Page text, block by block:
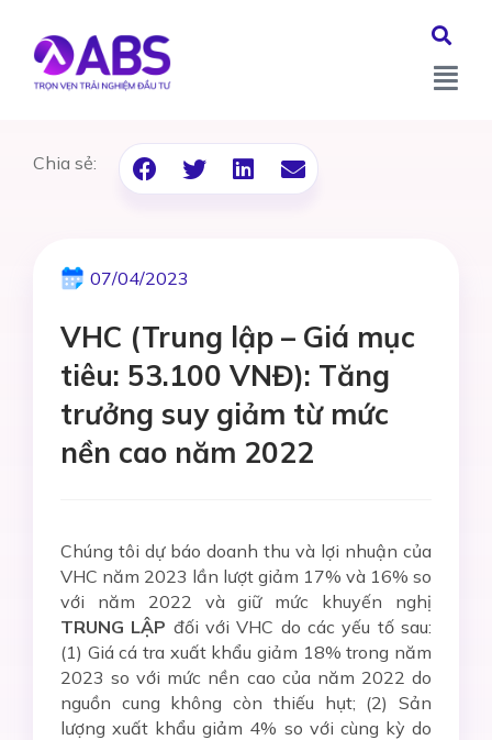
Chia sẻ:
07/04/2023
VHC (Trung lập – Giá mục
tiêu: 53.100 VNĐ): Tăng
trưởng suy giảm từ mức
nền cao năm 2022
Chúng tôi dự báo doanh thu và lợi nhuận của
VHC năm 2023 lần lượt giảm 17% và 16% so
với năm 2022 và giữ mức khuyến nghị
TRUNG LẬP đối với VHC do các yếu tố sau:
(1) Giá cá tra xuất khẩu giảm 18% trong năm
2023 so với mức nền cao của năm 2022 do
nguồn cung không còn thiếu hụt; (2) Sản
lượng xuất khẩu giảm 4% so với cùng kỳ do